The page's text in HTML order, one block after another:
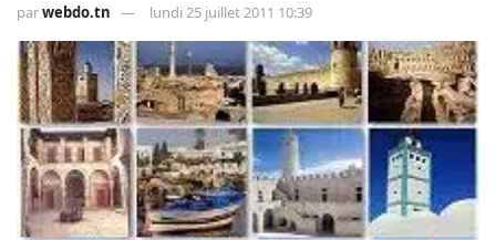
parwebdo.tn lundi 25 juillet 2011 10:39